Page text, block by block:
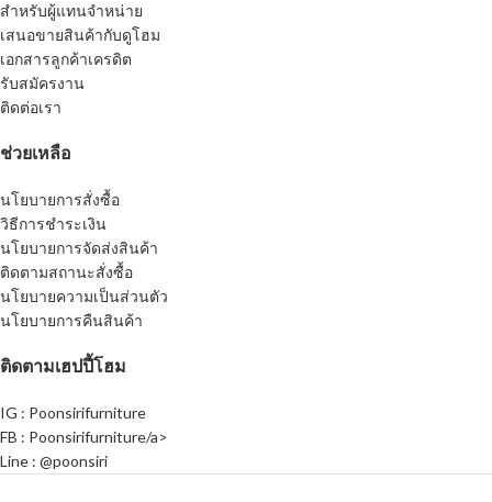
สำหรับผู้แทนจำหน่าย
เสนอขายสินค้ากับดูโฮม
เอกสารลูกค้าเครดิต
รับสมัครงาน
ติดต่อเรา
ช่วยเหลือ
นโยบายการสั่งซื้อ
วิธีการชำระเงิน
นโยบายการจัดส่งสินค้า
ติดตามสถานะสั่งซื้อ
นโยบายความเป็นส่วนตัว
นโยบายการคืนสินค้า
ติดตามเฮปปี้โฮม
IG : Poonsirifurniture
FB : Poonsirifurniture/a>
Line : @poonsiri